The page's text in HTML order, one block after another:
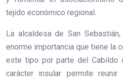
tejido económico regional.
La alcaldesa de San
enorme importancia que tiene la
este tipo por parte del Cabildo
carácter insular permite